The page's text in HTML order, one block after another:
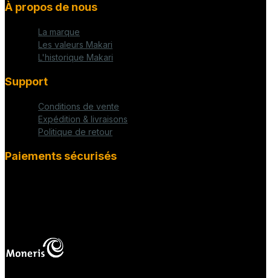
À propos de nous
La marque
Les valeurs Makari
L'historique Makari
Support
Conditions de vente
Expédition & livraisons
Politique de retour
Paiements sécurisés